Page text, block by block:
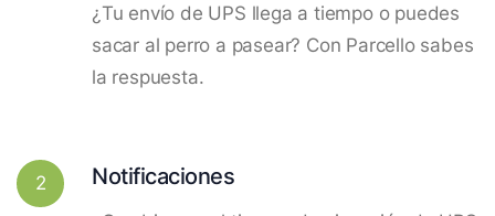
¿Tu envío de UPS llega a tiempo o puedes
sacar al perro a pasear? Con Parcello sabes
la respuesta.
2 Notificaciones